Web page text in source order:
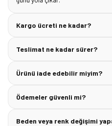
Kargo ücreti ne kadar?
Teslimat ne kadar sürer?
Ürünü iade edebilir miyim?
Ödemeler güvenli mi?
Beden veya renk değişimi